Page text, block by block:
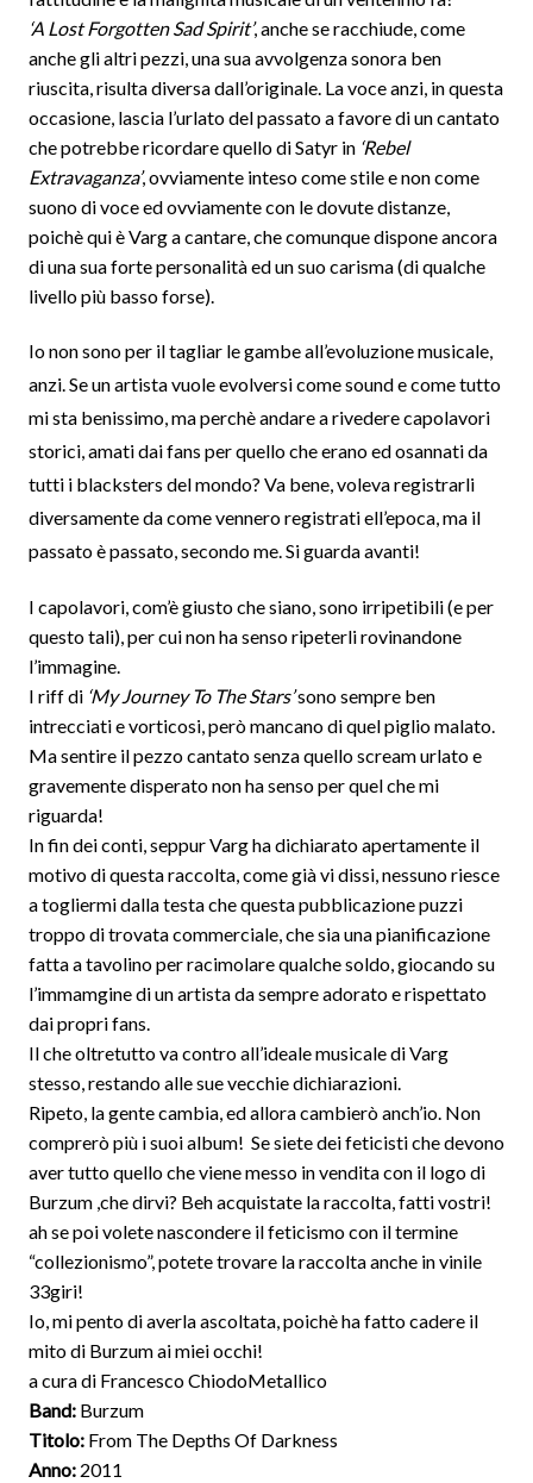
‘A Lost Forgotten Sad Spirit’, anche se racchiude, come
anche gli altri pezzi, una sua avvolgenza sonora ben
riuscita, risulta diversa dall’originale. La voce anzi, in questa
occasione, lascia l’urlato del passato a favore di un cantato
che potrebbe ricordare quello di Satyr in ‘Rebel
Extravaganza’, ovviamente inteso come stile e non come
suono di voce ed ovviamente con le dovute distanze,
poichè qui è Varg a cantare, che comunque dispone ancora
di una sua forte personalità ed un suo carisma (di qualche
livello più basso forse).
Io non sono per il tagliar le gambe all’evoluzione musicale,
anzi. Se un artista vuole evolversi come sound e come tutto
mi sta benissimo, ma perchè andare a rivedere capolavori
storici, amati dai fans per quello che erano ed osannati da
tutti i blacksters del mondo? Va bene, voleva registrarli
diversamente da come vennero registrati ell’epoca, ma il
passato è passato, secondo me. Si guarda avanti!
I capolavori, com’è giusto che siano, sono irripetibili (e per
questo tali), per cui non ha senso ripeterli rovinandone
l’immagine.
I riff di ‘My Journey To The Stars’sono sempre ben
intrecciati e vorticosi, però mancano di quel piglio malato.
Ma sentire il pezzo cantato senza quello scream urlato e
gravemente disperato non ha senso per quel che mi
riguarda!
In fin dei conti, seppur Varg ha dichiarato apertamente il
motivo di questa raccolta, come già vi dissi, nessuno riesce
a togliermi dalla testa che questa pubblicazione puzzi
troppo di trovata commerciale, che sia una pianificazione
fatta a tavolino per racimolare qualche soldo, giocando su
l’immamgine di un artista da sempre adorato e rispettato
dai propri fans.
Il che oltretutto va contro all’ideale musicale di Varg
stesso, restando alle sue vecchie dichiarazioni.
Ripeto, la gente cambia, ed allora cambierò anch’io. Non
comprerò più i suoi album! Se siete dei feticisti che devono
aver tutto quello che viene messo in vendita con il logo di
Burzum ,che dirvi? Beh acquistate la raccolta, fatti vostri!
ah se poi volete nascondere il feticismo con il termine
“collezionismo”, potete trovare la raccolta anche in vinile
33giri!
Io, mi pento di averla ascoltata, poichè ha fatto cadere il
mito di Burzum ai miei occhi!
a cura di Francesco ChiodoMetallico
Band:Burzum
Titolo:From The Depths Of Darkness
Anno:2011